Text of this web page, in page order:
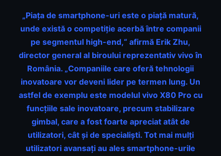
„Piaţa de smartphone-uri este o piaţă matură,
unde există o competiţie acerbă între companii
pe segmentul high-end,“ afirmă Erik Zhu,
director general al biroului reprezentativ vivo în
România. „Companiile care oferă tehnologii
inovatoare vor deveni lider pe termen lung. Un
astfel de exemplu este modelul vivo X80 Pro cu
funcţiile sale inovatoare, precum stabilizare
gimbal, care a fost foarte apreciat atât de
utilizatori, cât şi de specialişti. Tot mai mulţi
utilizatori avansaţi au ales smartphone-urile